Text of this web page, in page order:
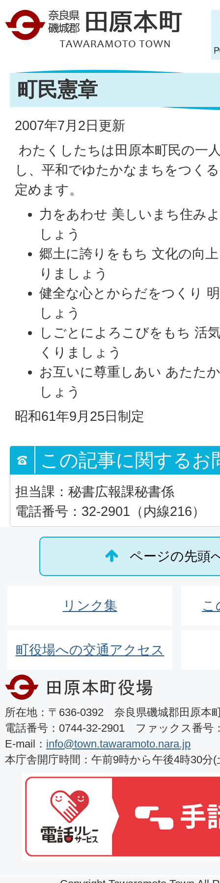
町民憲章
2007年7月2日更新
わたくしたちは田原本町民の一
し、平和でゆたかなまちをつく
定めます。
力をあわせ 美しいまち住み
しょう
郷土に誇りをもち 文化の向
りましょう
健全な心とからだをつくり
しょう
しごとによろこびをもち 活
くりましょう
お互いに尊重しあい あたた
しょう
昭和61年9月25日制定
この記事に関するお
担当課：秘書広報課秘書係
電話番号：32-2901（内線216）
ページの先頭
リンク集 こ
町役場への交通アクセス
所在地：〒636-0392 奈良県磯城郡田原本
電話番号：0744-32-2901 ファックス番号
E-mail： info@town.tawaramoto.nara.jp
本庁舎開庁時間：午前9時から午後4時30分